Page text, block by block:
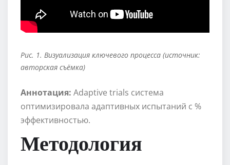
Рис. 1. Визуализация ключевого процесса (источник:
авторская съёмка)
Аннотация: Adaptive trials система
оптимизировала адаптивных испытаний с %
эффективностью.
Методология